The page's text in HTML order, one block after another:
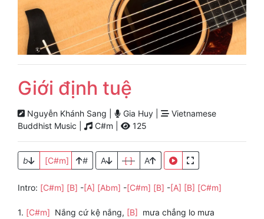
Giới định tuệ
Nguyễn Khánh Sang | Gia Huy |
Vietnamese
Buddhist Music |
C#m | 125
b [C#m] # A [ ] A
Intro: [C#m] [B] -[A] [Abm] -[C#m] [B] -[A] [B] [C#m]
1. [C#m] Nắng cứ kệ nắng, [B] mưa chẳng lo mưa